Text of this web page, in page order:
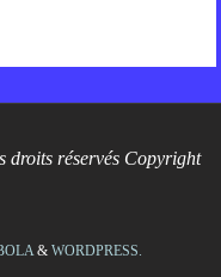
droits réservés Copyright
& WORDPRESS.